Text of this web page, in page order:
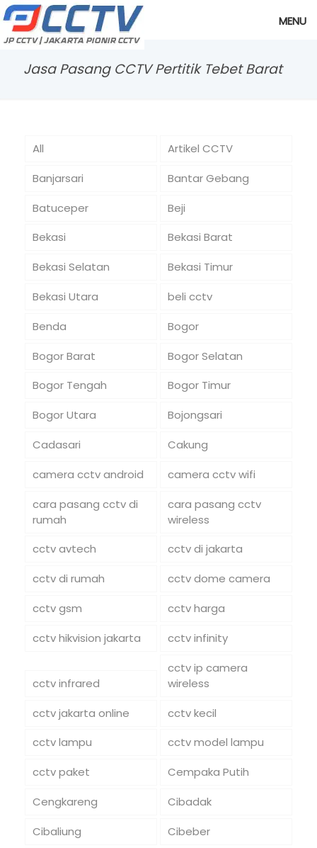
MENU
Jasa Pasang CCTV Pertitik Tebet Barat
All
Artikel CCTV
Banjarsari
Bantar Gebang
Batuceper
Beji
Bekasi
Bekasi Barat
Bekasi Selatan
Bekasi Timur
Bekasi Utara
beli cctv
Benda
Bogor
Bogor Barat
Bogor Selatan
Bogor Tengah
Bogor Timur
Bogor Utara
Bojongsari
Cadasari
Cakung
camera cctv android
camera cctv wifi
cara pasang cctv di
rumah
cara pasang cctv
wireless
cctv avtech
cctv di jakarta
cctv di rumah
cctv dome camera
cctv gsm
cctv harga
cctv hikvision jakarta
cctv infinity
cctv infrared
cctv ip camera
wireless
cctv jakarta online
cctv kecil
cctv lampu
cctv model lampu
cctv paket
Cempaka Putih
Cengkareng
Cibadak
Cibaliung
Cibeber